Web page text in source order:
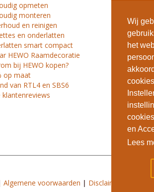
Wij
het
en
Lees
opmeten
monteren
en reinigen
en onderlatten
smart compact
HEWO Raamdecoratie
bij HEWO kopen?
op maat
van RTL4 en SBS6
klantenreviews
hewo.nl
Algemene voorwaarden | Disclaimer